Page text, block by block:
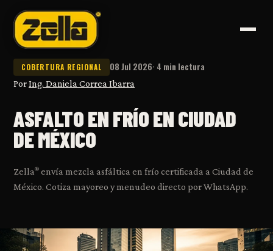
COBERTURA REGIONAL 08 Jul 2026· 4 min lectura
PorIng. Daniela Correa Ibarra
ASFALTO EN FRÍO EN CIUDAD
DE MÉXICO
Zella ® envía mezcla asfáltica en frío certificada a Ciudad de
México. Cotiza mayoreo y menudeo directo por WhatsApp.